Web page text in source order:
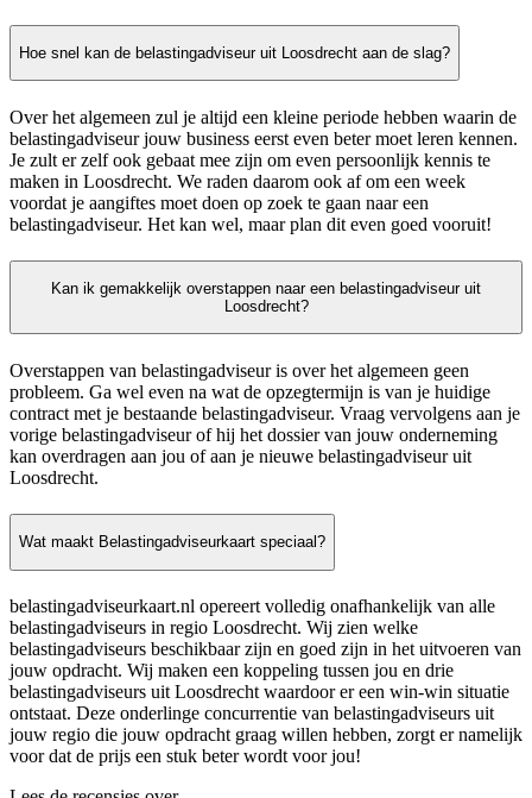
Hoe snel kan de belastingadviseur uit Loosdrecht aan de slag?
Over het algemeen zul je altijd een kleine periode hebben waarin de
belastingadviseur jouw business eerst even beter moet leren kennen.
Je zult er zelf ook gebaat mee zijn om even persoonlijk kennis te
maken in Loosdrecht. We raden daarom ook af om een week
voordat je aangiftes moet doen op zoek te gaan naar een
belastingadviseur. Het kan wel, maar plan dit even goed vooruit!
Kan ik gemakkelijk overstappen naar een belastingadviseur uit
Loosdrecht?
Overstappen van belastingadviseur is over het algemeen geen
probleem. Ga wel even na wat de opzegtermijn is van je huidige
contract met je bestaande belastingadviseur. Vraag vervolgens aan je
vorige belastingadviseur of hij het dossier van jouw onderneming
kan overdragen aan jou of aan je nieuwe belastingadviseur uit
Loosdrecht.
Wat maakt Belastingadviseurkaart speciaal?
belastingadviseurkaart.nl opereert volledig onafhankelijk van alle
belastingadviseurs in regio Loosdrecht. Wij zien welke
belastingadviseurs beschikbaar zijn en goed zijn in het uitvoeren van
jouw opdracht. Wij maken een koppeling tussen jou en drie
belastingadviseurs uit Loosdrecht waardoor er een win-win situatie
ontstaat. Deze onderlinge concurrentie van belastingadviseurs uit
jouw regio die jouw opdracht graag willen hebben, zorgt er namelijk
voor dat de prijs een stuk beter wordt voor jou!